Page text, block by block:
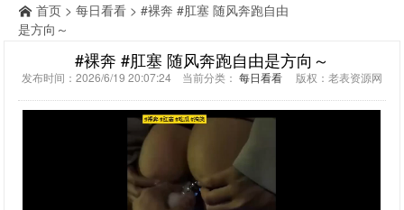
首页 > 每日看看 > #裸奔 #肛塞 随风奔跑自由
是方向～
#裸奔 #肛塞 随风奔跑自由是方向～
发布时间：2026/6/19 20:07:24 当前分类： 每日看看 版权：老表资源网